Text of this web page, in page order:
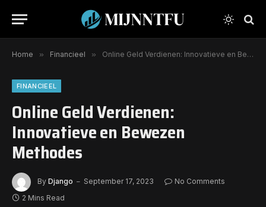
Home » Financieel » Online Geld Verdienen: Innovatieve en Bewezen Methodes
FINANCIEEL
Online Geld Verdienen:
Innovatieve en Bewezen
Methodes
By Django September 17, 2023
No Comments
2 Mins Read